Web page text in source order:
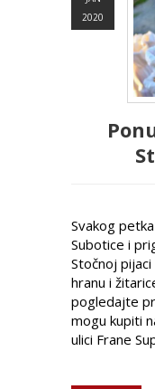
2020
Svakog
Subotice i
Stočnoj
hranu i
pogledajte
mogu kupiti
ulici Frane